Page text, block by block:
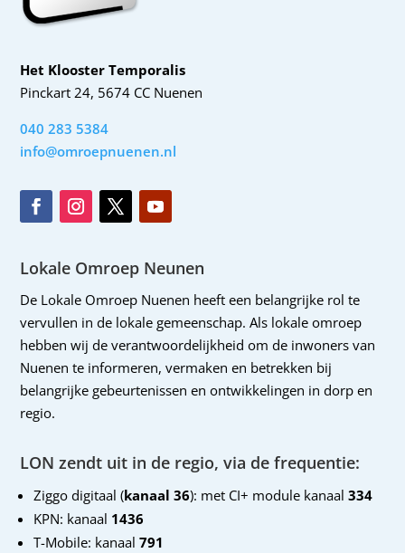
Het Klooster Temporalis
Pinckart 24, 5674 CC Nuenen
040 283 5384
info@omroepnuenen.nl
Lokale Omroep Neunen
De Lokale Omroep Nuenen heeft een belangrijke rol te
vervullen in de lokale gemeenschap. Als lokale omroep
hebben wij de verantwoordelijkheid om de inwoners van
Nuenen te informeren, vermaken en betrekken bij
belangrijke gebeurtenissen en ontwikkelingen in dorp en
regio.
LON zendt uit in de regio, via de frequentie:
Ziggo digitaal (kanaal 36): met CI+ module kanaal 334
KPN: kanaal 1436
T-Mobile: kanaal791